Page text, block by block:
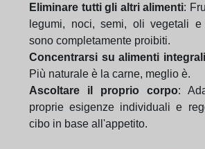
Eliminare tutti gli altri alimenti:
legumi, noci, semi, oli vegetali e
sono completamente proibiti.
Concentrarsi su alimenti
Più naturale è la carne, meglio è.
Ascoltare il proprio corpo:
proprie esigenze individuali e
cibo in base all'appetito.